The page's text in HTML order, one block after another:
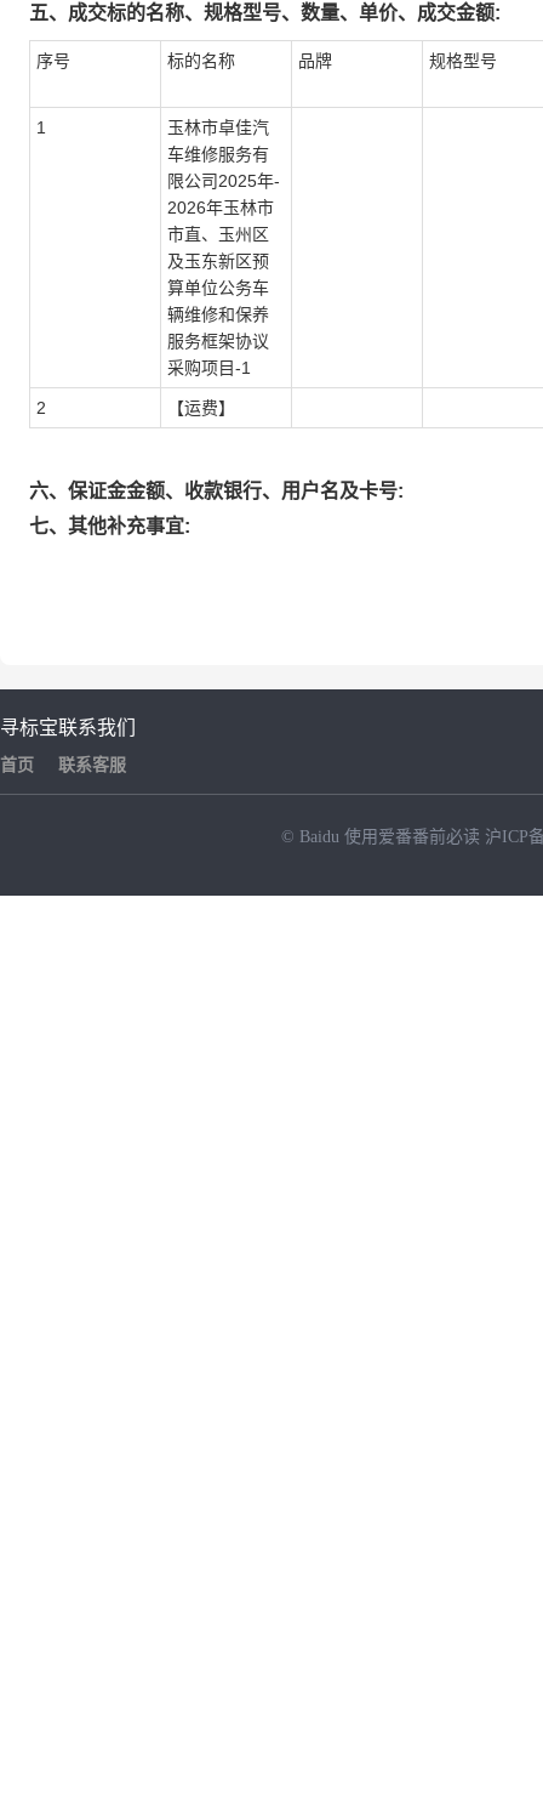
五、成交标的名称、规格型号、数量、单价、成交金额:
序号 标的名称 品牌 规格型号
1
玉林市卓佳汽
车维修服务有
限公司2025年-
2026年玉林市
市直、玉州区
及玉东新区预
算单位公务车
辆维修和保养
服务框架协议
采购项目-1
2 【运费】
六、保证金金额、收款银行、用户名及卡号:
七、其他补充事宜:
寻标宝
首页
联系我们
联系客服
© Baidu 使用爱番番前必读 沪ICP